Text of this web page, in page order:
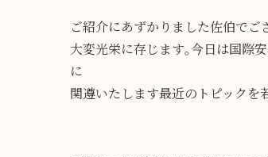
ご紹介にあずかりました佐伯でご
大変光栄に存じます｡今日は国際
に
関遵いたします最近のトピックを